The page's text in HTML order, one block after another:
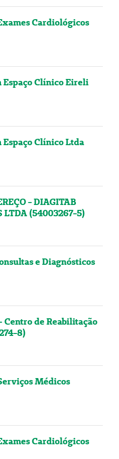
Cardiológicos
Clínico Eireli
Clínico Ltda
- DIAGITAB
LTDA (54003267-5)
e Diagnósticos
Centro de Reabilitação
8)
Médicos
Cardiológicos